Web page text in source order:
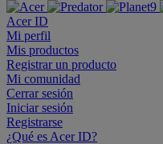
Acer ID
Mi perfil
Mis productos
Registrar un producto
Mi comunidad
Cerrar sesión
Iniciar sesión
Registrarse
¿Qué es Acer ID?